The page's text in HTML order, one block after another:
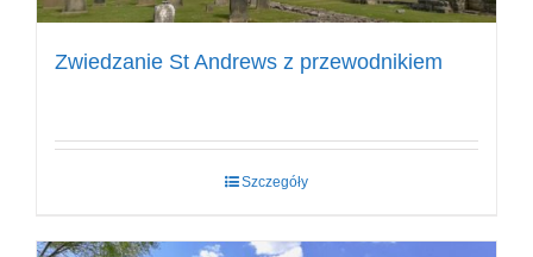
Zwiedzanie St Andrews z przewodnikiem
Szczegóły